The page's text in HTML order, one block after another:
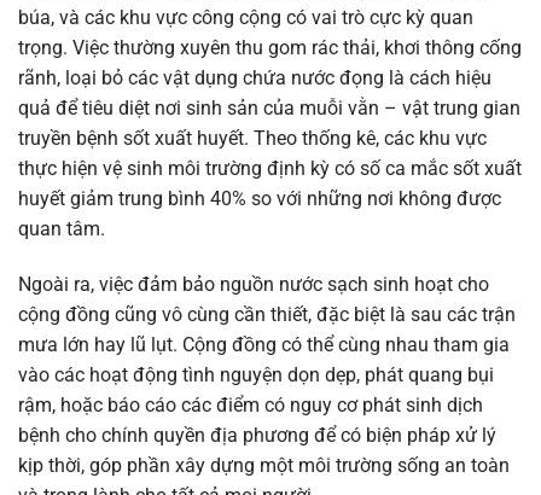
búa, và các khu vực công cộng có vai trò cực kỳ quan
trọng. Việc thường xuyên thu gom rác thải, khơi thông cống
rãnh, loại bỏ các vật dụng chứa nước đọng là cách hiệu
quả để tiêu diệt nơi sinh sản của muỗi vằn – vật trung gian
truyền bệnh sốt xuất huyết. Theo thống kê, các khu vực
thực hiện vệ sinh môi trường định kỳ có số ca mắc sốt xuất
huyết giảm trung bình 40% so với những nơi không được
quan tâm.
Ngoài ra, việc đảm bảo nguồn nước sạch sinh hoạt cho
cộng đồng cũng vô cùng cần thiết, đặc biệt là sau các trận
mưa lớn hay lũ lụt. Cộng đồng có thể cùng nhau tham gia
vào các hoạt động tình nguyện dọn dẹp, phát quang bụi
rậm, hoặc báo cáo các điểm có nguy cơ phát sinh dịch
bệnh cho chính quyền địa phương để có biện pháp xử lý
kịp thời, góp phần xây dựng một môi trường sống an toàn